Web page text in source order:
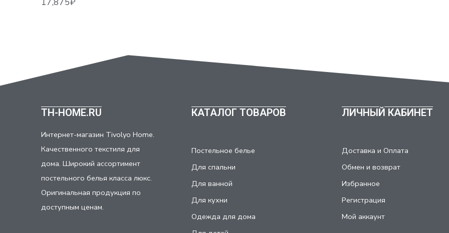
TH-HOME.RU
Интернет-магазин Tivolyo Home.
Качественного текстиля для
дома. Широкий ассортимент
постельного белья класса люкс.
Оригинальная продукция по
доступным ценам.
КАТАЛОГ ТОВАРОВ
Постельное белье
Для спальни
Для ванной
Для кухни
Одежда для дома
ЛИЧНЫЙ КАБИНЕТ
Доставка и Оплата
Обмен и возврат
Избранное
Регистрация
Мой аккаунт